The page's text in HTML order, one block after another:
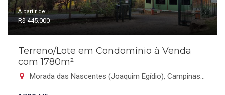
A partir de:
R$ 445.000
Terreno/Lote em Condomínio à Venda
com 1780m²
Morada das Nascentes (Joaquim Egídio), Campinas-SP